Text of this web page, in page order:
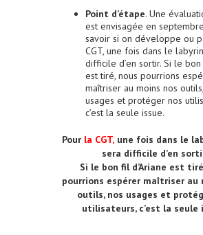
Point d’étape. Une
est envisagée en
savoir si on développe ou
CGT, une fois dans le
difficile d’en sortir. Si le bon
est tiré, nous pourrions
maîtriser au moins nos
usages et protéger nos
c’est la seule issue.
Pourla CGT,une fois dans le
sera difficile d’en
Si le bon fil d’Ariane est
pourrions espérer maîtriser au
outils, nos usages et
utilisateurs, c’est la seule